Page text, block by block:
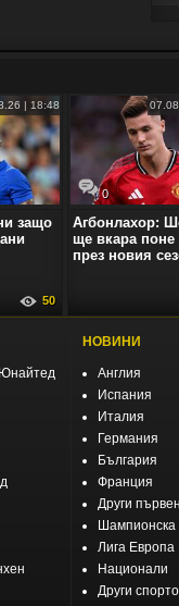
| 18:48
защо
50
0
Агбонлахор:
ще вкара поне
през новия
НОВИНИ
Англия
Испания
Италия
Германия
България
Франция
Други
Шампионска
Лига Европа
Национали
Други